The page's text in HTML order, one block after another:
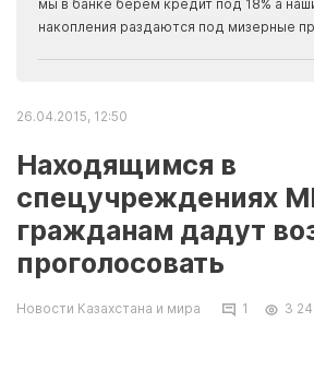
мы в банке берем кредит под 18% а
накопления раздаются под мизерные
26.04.2015, 12:50
Находящимся в
спецучреждениях
гражданам дадут
проголосовать
Новости Казахстана и мира 1 3